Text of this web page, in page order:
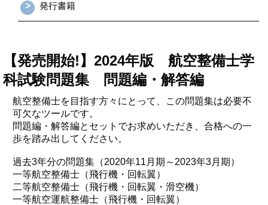
> 発行書籍
【発売開始!】2024年版 航空整備士学
科試験問題集 問題編・解答編
航空整備士を目指す方々にとって、この問題集は必要不
可欠なツールです。
問題編・解答編とセットでお求めいただき、合格への一
歩を踏み出してください。
過去3年分の問題集（2020年11月期～2023年3月期）
一等航空整備士（飛行機・回転翼）
二等航空整備士（飛行機・回転翼・滑空機）
一等航空運航整備士（飛行機・回転翼）